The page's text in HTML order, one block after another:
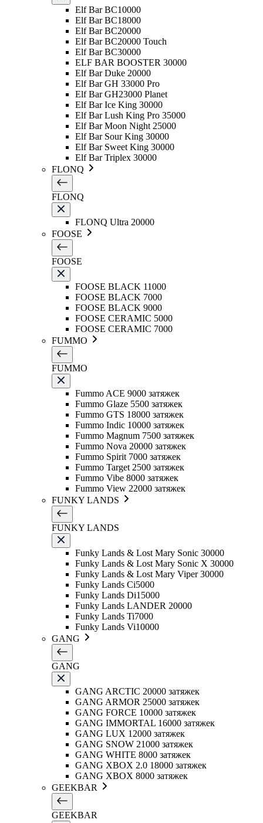
Elf Bar BC10000
Elf Bar BC18000
Elf Bar BC20000
Elf Bar BC20000 Touch
Elf Bar BC30000
ELF BAR BOOSTER 30000
Elf Bar Duke 20000
Elf Bar GH 33000 Pro
Elf Bar GH23000 Planet
Elf Bar Ice King 30000
Elf Bar Lush King Pro 35000
Elf Bar Moon Night 25000
Elf Bar Sour King 30000
Elf Bar Sweet King 30000
Elf Bar Triplex 30000
FLONQ
FLONQ
FLONQ Ultra 20000
FOOSE
FOOSE
FOOSE BLACK 11000
FOOSE BLACK 7000
FOOSE BLACK 9000
FOOSE CERAMIC 5000
FOOSE CERAMIC 7000
FUMMO
FUMMO
Fummo ACE 9000 затяжек
Fummo Glaze 5500 затяжек
Fummo GTS 18000 затяжек
Fummo Indic 10000 затяжек
Fummo Magnum 7500 затяжек
Fummo Nova 20000 затяжек
Fummo Spirit 7000 затяжек
Fummo Target 2500 затяжек
Fummo Vibe 8000 затяжек
Fummo View 22000 затяжек
FUNKY LANDS
FUNKY LANDS
Funky Lands & Lost Mary Sonic 30000
Funky Lands & Lost Mary Sonic X 30000
Funky Lands & Lost Mary Viper 30000
Funky Lands Ci5000
Funky Lands Di15000
Funky Lands LANDER 20000
Funky Lands Ti7000
Funky Lands Vi10000
GANG
GANG
GANG ARCTIC 20000 затяжек
GANG ARMOR 25000 затяжек
GANG FORCE 10000 затяжек
GANG IMMORTAL 16000 затяжек
GANG LUX 12000 затяжек
GANG SNOW 21000 затяжек
GANG WHITE 8000 затяжек
GANG XBOX 2.0 18000 затяжек
GANG XBOX 8000 затяжек
GEEKBAR
GEEKBAR